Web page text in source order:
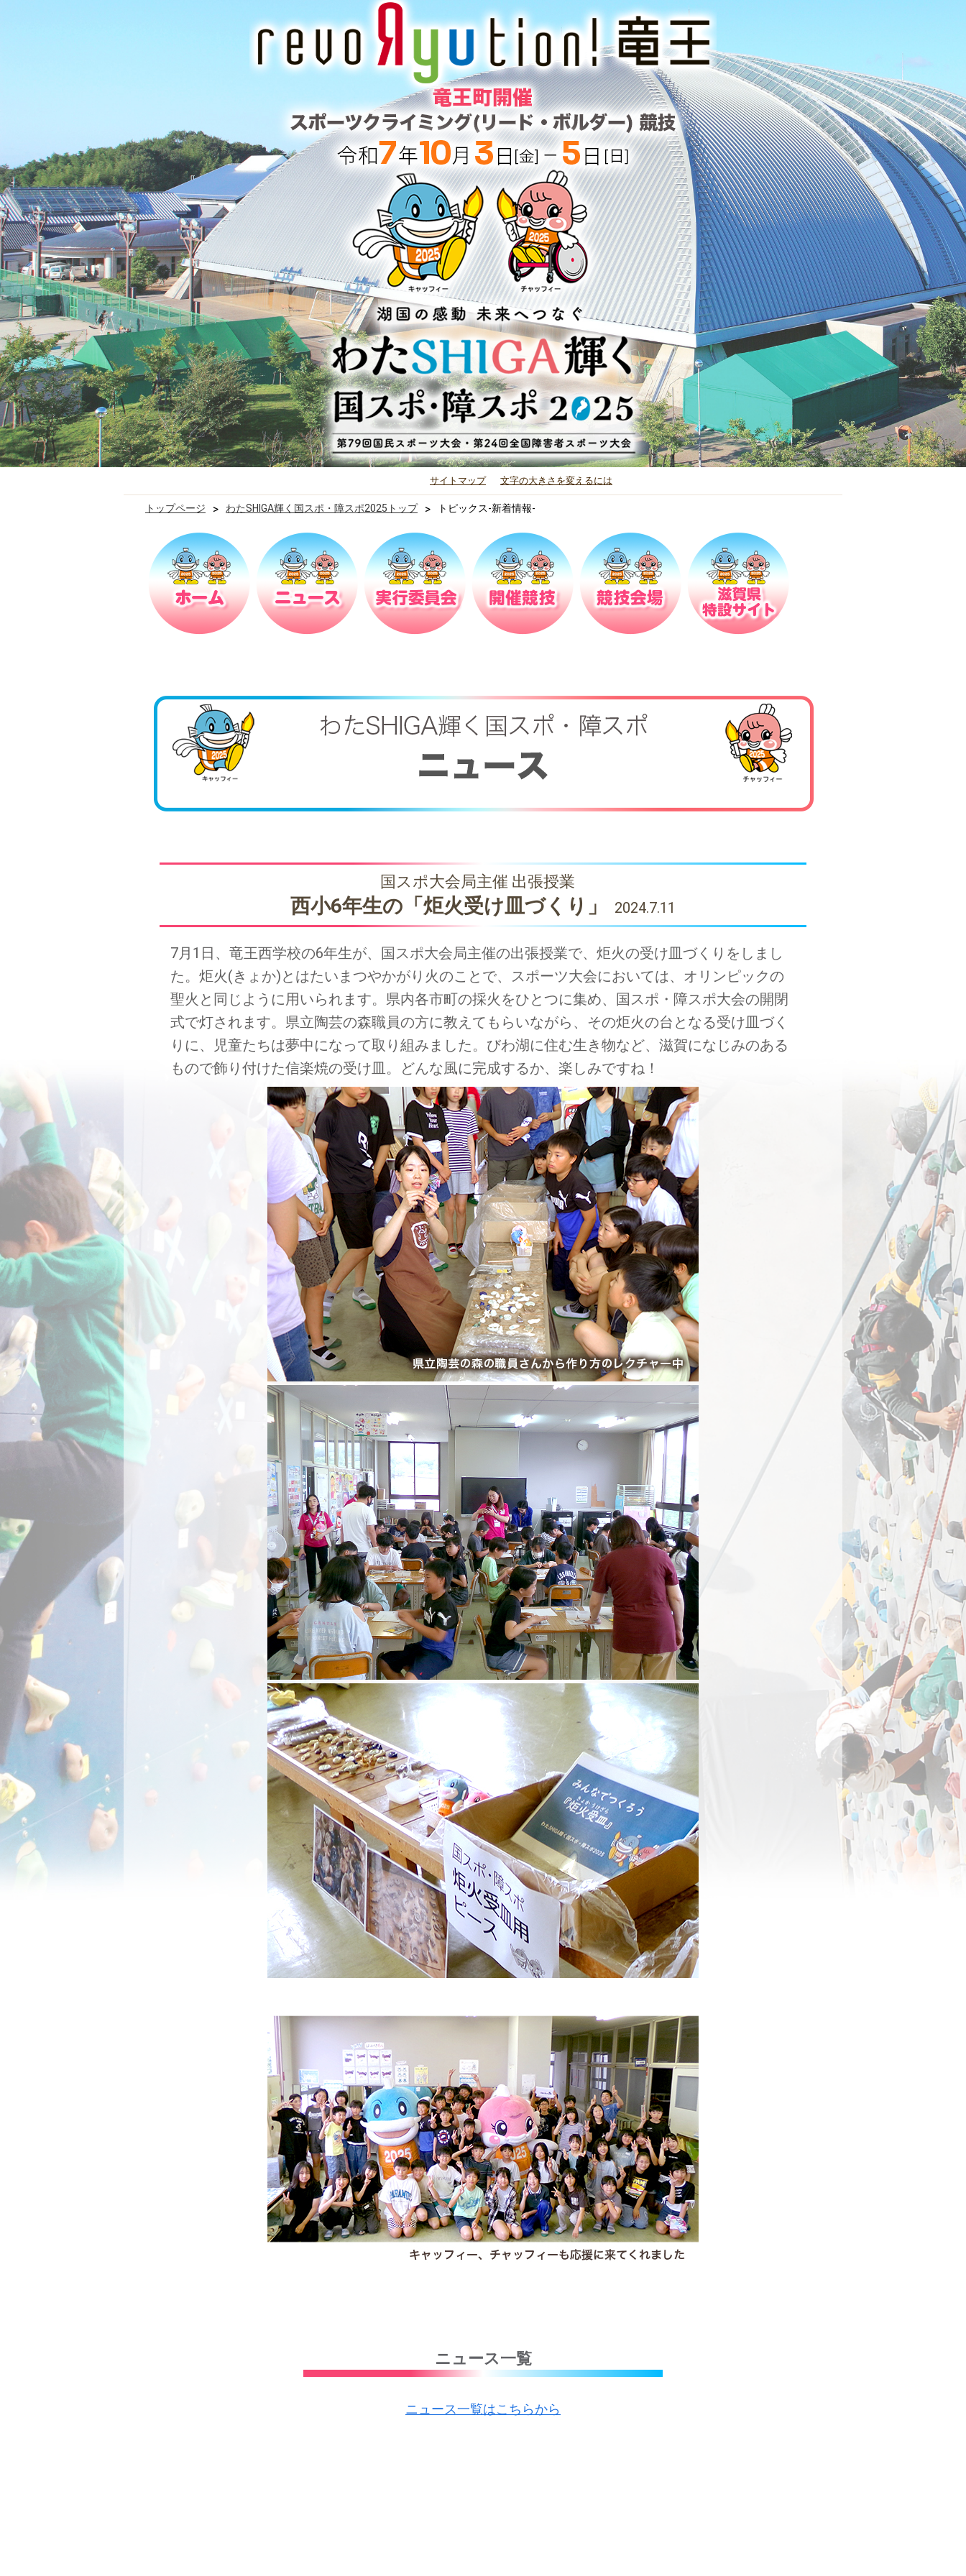
サイトマップ 文字の大きさを変えるには
トップページ > わたSHIGA輝く国スポ・障スポ2025トップ > トピックス-新着情報-
国スポ大会局主催 出張授業
西小6年生の「炬火受け皿づくり」 2024.7.11
7月1日、竜王西学校の6年生が、国スポ大会局主催の出張授業で、炬火の受け皿づくりをしまし
た。炬火(きょか)とはたいまつやかがり火のことで、スポーツ大会においては、オリンピックの
聖火と同じように用いられます。県内各市町の採火をひとつに集め、国スポ・障スポ大会の開閉
式で灯されます。県立陶芸の森職員の方に教えてもらいながら、その炬火の台となる受け皿づく
りに、児童たちは夢中になって取り組みました。びわ湖に住む生き物など、滋賀になじみのある
もので飾り付けた信楽焼の受け皿。どんな風に完成するか、楽しみですね！
ニュース一覧
ニュース一覧はこちらから